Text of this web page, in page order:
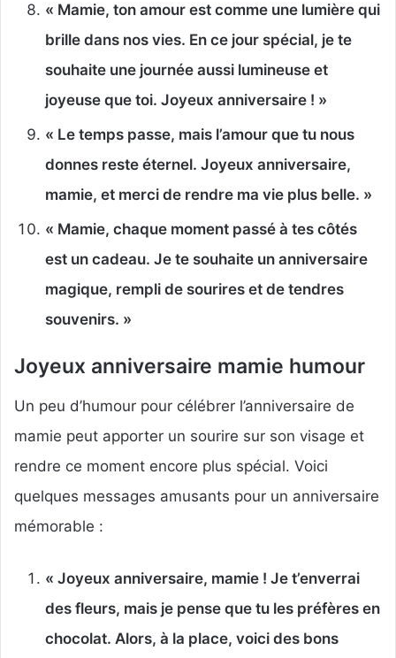
« Mamie, ton amour est comme une lumière qui
brille dans nos vies. En ce jour spécial, je te
souhaite une journée aussi lumineuse et
joyeuse que toi. Joyeux anniversaire ! »
« Le temps passe, mais l’amour que tu nous
donnes reste éternel. Joyeux anniversaire,
mamie, et merci de rendre ma vie plus belle. »
« Mamie, chaque moment passé à tes côtés
est un cadeau. Je te souhaite un anniversaire
magique, rempli de sourires et de tendres
souvenirs. »
Joyeux anniversaire mamie humour
Un peu d’humour pour célébrer l’anniversaire de
mamie peut apporter un sourire sur son visage et
rendre ce moment encore plus spécial. Voici
quelques messages amusants pour un anniversaire
mémorable :
« Joyeux anniversaire, mamie ! Je t’enverrai
des fleurs, mais je pense que tu les préfères en
chocolat. Alors, à la place, voici des bons